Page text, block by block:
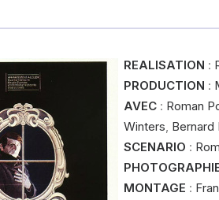
REALISATION :
PRODUCTION :
AVEC : Roman
Winters, Bernard
SCENARIO :
MONTAGE :